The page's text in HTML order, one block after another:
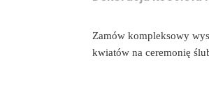
Zamów kompleksowy
kwiatów na ceremonię